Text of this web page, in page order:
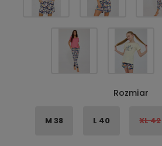
Rozmiar
M 38 L 40 XL 42